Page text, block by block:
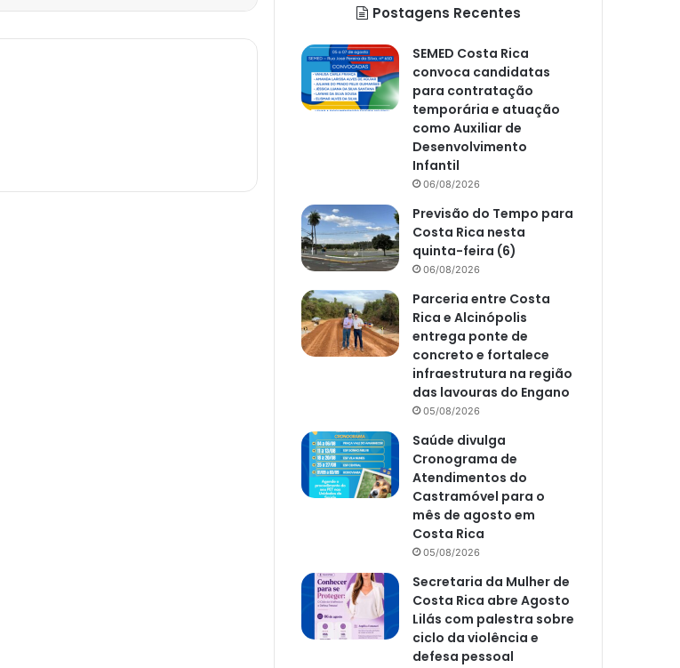
Postagens Recentes
SEMED Costa Rica
convoca candidatas
para contratação
temporária e atuação
como Auxiliar de
Desenvolvimento
Infantil
06/08/2026
Previsão do Tempo para
Costa Rica nesta
quinta-feira (6)
06/08/2026
Parceria entre Costa
Rica e Alcinópolis
entrega ponte de
concreto e fortalece
infraestrutura na região
das lavouras do Engano
05/08/2026
Saúde divulga
Cronograma de
Atendimentos do
Castramóvel para o
mês de agosto em
Costa Rica
05/08/2026
Secretaria da Mulher de
Costa Rica abre Agosto
Lilás com palestra sobre
ciclo da violência e
defesa pessoal